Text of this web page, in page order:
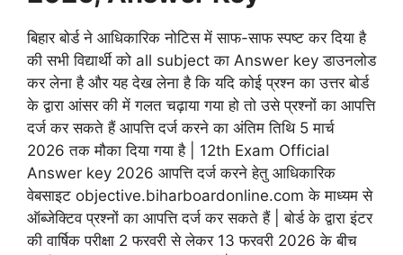
बिहार बोर्ड ने आधिकारिक नोटिस में साफ-साफ स्पष्ट कर दिया है
की सभी विद्यार्थी को all subject का Answer key डाउनलोड
कर लेना है और यह देख लेना है कि यदि कोई प्रश्न का उत्तर बोर्ड
के द्वारा आंसर की में गलत चढ़ाया गया हो तो उसे प्रश्नों का आपत्ति
दर्ज कर सकते हैं आपत्ति दर्ज करने का अंतिम तिथि 5 मार्च
2026 तक मौका दिया गया है | 12th Exam Official
Answer key 2026 आपत्ति दर्ज करने हेतु आधिकारिक
वेबसाइट objective.biharboardonline.com के माध्यम से
ऑब्जेक्टिव प्रश्नों का आपत्ति दर्ज कर सकते हैं | बोर्ड के द्वारा इंटर
की वार्षिक परीक्षा 2 फरवरी से लेकर 13 फरवरी 2026 के बीच